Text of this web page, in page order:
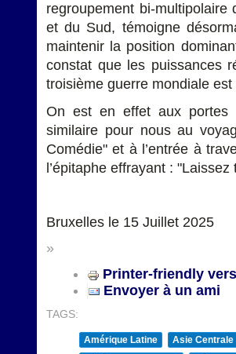
regroupement bi-
et du Sud, témoigne
maintenir la position
constat que les puissances
troisième guerre mondiale
On est en effet aux portes
similaire pour nous au
Comédie" et à l’entrée à
l’épitaphe effrayant :
Bruxelles le 15 Juillet 2025
»
Printer-friendly
Envoyer à un ami
TAGS:
Amérique Latine
Asie Centrale